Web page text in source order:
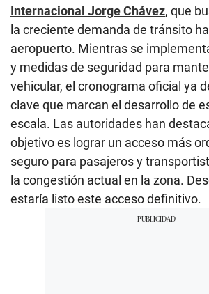
Internacional Jorge Chávez, que
la creciente demanda de tránsito
aeropuerto. Mientras se
y medidas de seguridad para
vehicular, el cronograma oficial ya
clave que marcan el desarrollo de
escala. Las autoridades han
objetivo es lograr un acceso más
seguro para pasajeros y
la congestión actual en la zona.
estaría listo este acceso definitivo.